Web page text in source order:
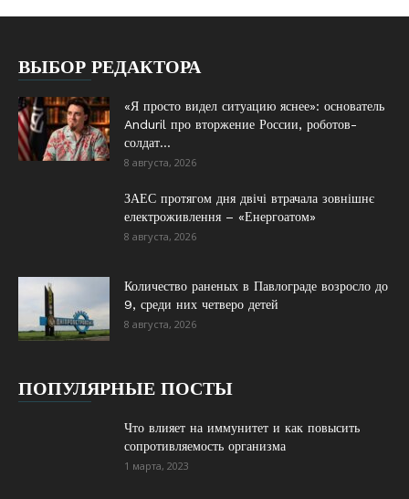
ВЫБОР РЕДАКТОРА
«Я просто видел ситуацию яснее»: основатель
Anduril про вторжение России, роботов-
солдат...
8 августа, 2026
ЗАЕС протягом дня двічі втрачала зовнішнє
електроживлення – «Енергоатом»
8 августа, 2026
Количество раненых в Павлограде возросло до
9, среди них четверо детей
8 августа, 2026
ПОПУЛЯРНЫЕ ПОСТЫ
Что влияет на иммунитет и как повысить
сопротивляемость организма
1 марта, 2023